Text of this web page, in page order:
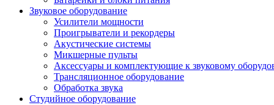
Звуковое оборудование
Усилители мощности
Проигрыватели и рекордеры
Акустические системы
Микшерные пульты
Аксессуары и комплектующие к звуковому
Трансляционное оборудование
Обработка звука
Студийное оборудование